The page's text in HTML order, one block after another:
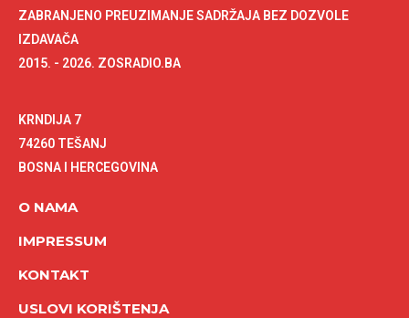
ZABRANJENO PREUZIMANJE SADRŽAJA BEZ DOZVOLE
IZDAVAČA
2015. - 2026. ZOSRADIO.BA
KRNDIJA 7
74260 TEŠANJ
BOSNA I HERCEGOVINA
O NAMA
IMPRESSUM
KONTAKT
USLOVI KORIŠTENJA